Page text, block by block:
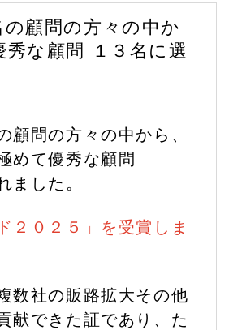
顧問の方々の中か
秀な顧問 １３名に選
顧問の方々の中から、
めて優秀な顧問
ました。
２０２５」を受賞しま
数社の販路拡大その他
献できた証であり、た